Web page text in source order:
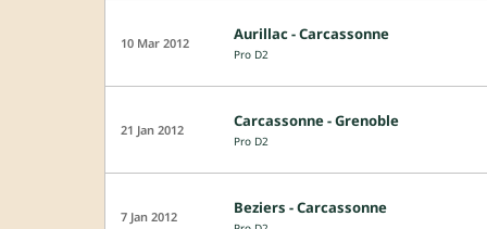
10 Mar 2012 Aurillac - Carcassonne
Pro D2
21 Jan 2012 Carcassonne - Grenoble
Pro D2
7 Jan 2012 Beziers - Carcassonne